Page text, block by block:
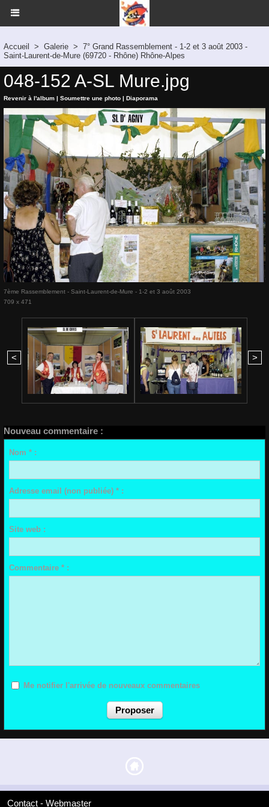
Accueil > Galerie > 7° Grand Rassemblement - 1-2 et 3 août 2003 -
Saint-Laurent-de-Mure (69720 - Rhône) Rhône-Alpes
048-152 A-SL Mure.jpg
Revenir à l'album | Soumettre une photo | Diaporama
7ème Rassemblement - Saint-Laurent-de-Mure - 1-2 et 3 août 2003
709 x 471
< >
Nouveau commentaire :
Nom * :
Adresse email (non publiée) * :
Site web :
Commentaire * :
Me notifier l'arrivée de nouveaux commentaires
Contact - Webmaster